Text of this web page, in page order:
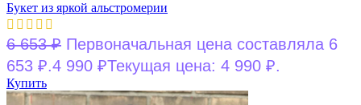
Букет из яркой альстромерии
6 653₽ Первоначальная цена составляла 6
653 ₽.4 990 ₽Текущая цена: 4 990 ₽.
Купить